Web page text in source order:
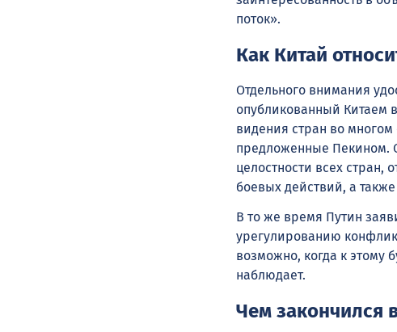
поток».
Как Китай
Отдельного внимания
опубликованный Китаем
видения стран во многом
предложенные Пекином.
целостности всех стран,
боевых действий, а
В то же время Путин
урегулированию
возможно, когда к этому
наблюдает.
Чем закончился